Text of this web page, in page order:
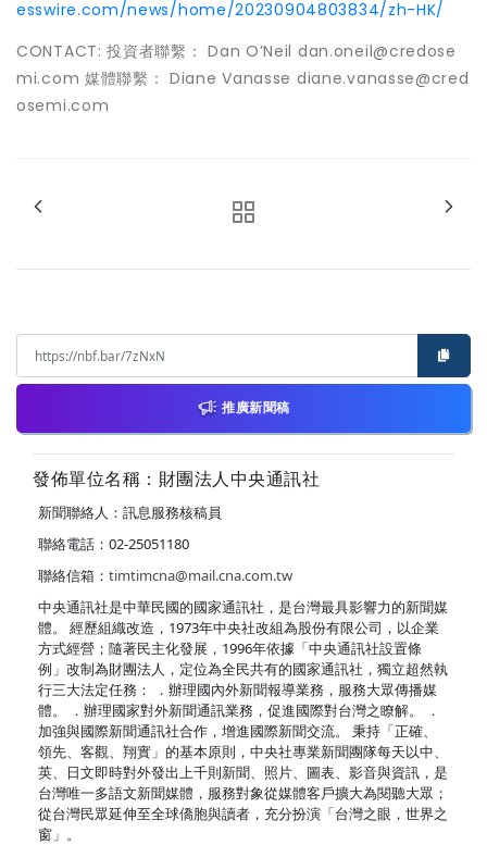
esswire.com/news/home/20230904803834/zh-HK/
CONTACT: 投資者聯繫： Dan O’Neil dan.oneil@credose
mi.com 媒體聯繫： Diane Vanasse diane.vanasse@cred
osemi.com
推廣新聞稿
發佈單位名稱：財團法人中央通訊社
新聞聯絡人：訊息服務核稿員
聯絡電話：02-25051180
聯絡信箱： timtimcna@mail.cna.com.tw
中央通訊社是中華民國的國家通訊社，是台灣最具影響力的新聞媒
體。 經歷組織改造，1973年中央社改組為股份有限公司，以企業
方式經營；隨著民主化發展，1996年依據「中央通訊社設置條
例」改制為財團法人，定位為全民共有的國家通訊社，獨立超然執
行三大法定任務： ．辦理國內外新聞報導業務，服務大眾傳播媒
體。 ．辦理國家對外新聞通訊業務，促進國際對台灣之瞭解。 ．
加強與國際新聞通訊社合作，增進國際新聞交流。 秉持「正確、
領先、客觀、翔實」的基本原則，中央社專業新聞團隊每天以中、
英、日文即時對外發出上千則新聞、照片、圖表、影音與資訊，是
台灣唯一多語文新聞媒體，服務對象從媒體客戶擴大為閱聽大眾；
從台灣民眾延伸至全球僑胞與讀者，充分扮演「台灣之眼，世界之
窗」。